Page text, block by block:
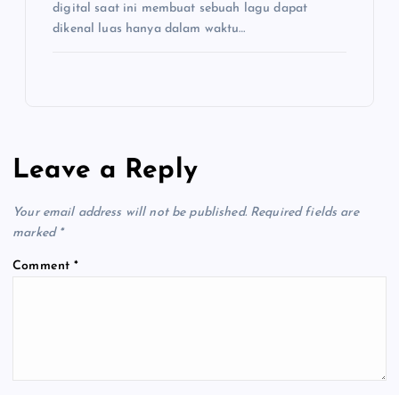
digital saat ini membuat sebuah lagu dapat
dikenal luas hanya dalam waktu…
Leave a Reply
Your email address will not be published. Required fields are
marked *
Comment*